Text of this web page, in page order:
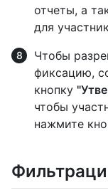
отчеты, а
для
Чтобы
фиксацию,
кнопку
чтобы
нажмите